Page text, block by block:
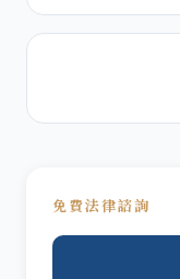
免費法律諮詢